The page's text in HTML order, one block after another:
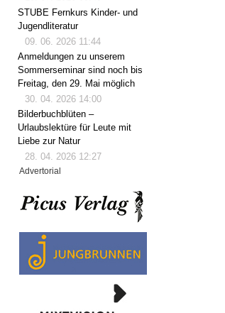
STUBE Fernkurs Kinder- und
Jugendliteratur
09. 06. 2026 11:44
Anmeldungen zu unserem
Sommerseminar sind noch bis
Freitag, den 29. Mai möglich
30. 04. 2026 14:00
Bilderbuchblüten –
Urlaubslektüre für Leute mit
Liebe zur Natur
28. 04. 2026 12:27
Advertorial